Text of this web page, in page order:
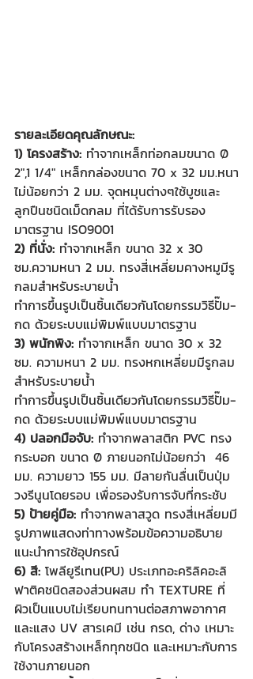
รายละเอียดคุณลักษณะ:
1) โครงสร้าง: ทำจากเหล็กท่อกลมขนาด Ø
2",1 1/4" เหล็กกล่องขนาด 70 x 32 มม.หนา
ไม่น้อยกว่า 2 มม. จุดหมุนต่างๆใช้บูชและ
ลูกปืนชนิดเม็ดกลม ที่ได้รับการรับรอง
มาตรฐาน ISO9001
2) ที่นั่ง: ทำจากเหล็ก ขนาด 32 x 30
ซม.ความหนา 2 มม. ทรงสี่เหลี่ยมคางหมูมีรู
กลมสำหรับระบายน้ำ
ทำการขึ้นรูปเป็นชิ้นเดียวกันโดยกรรมวิธีปั๊ม-
กด ด้วยระบบแม่พิมพ์แบบมาตรฐาน
3) พนักพิง: ทำจากเหล็ก ขนาด 30 x 32
ซม. ความหนา 2 มม. ทรงหกเหลี่ยมมีรูกลม
สำหรับระบายน้ำ
ทำการขึ้นรูปเป็นชิ้นเดียวกันโดยกรรมวิธีปั๊ม-
กด ด้วยระบบแม่พิมพ์แบบมาตรฐาน
4) ปลอกมือจับ: ทำจากพลาสติก PVC ทรง
กระบอก ขนาด Ø ภายนอกไม่น้อยกว่า  46
มม. ความยาว 155 มม. มีลายกันลื่นเป็นปุ่ม
วงรีนูนโดยรอบ เพื่อรองรับการจับที่กระชับ
5) ป้ายคู่มือ: ทำจากพลาสวูด ทรงสี่เหลี่ยมมี
รูปภาพแสดงท่าทางพร้อมข้อความอธิบาย
แนะนำการใช้อุปกรณ์
6) สี: โพลียูรีเทน(PU) ประเภทอะคริลิคอะลิ
ฟาติคชนิดสองส่วนผสม ทำ TEXTURE ที่
ผิวเป็นแบบไม่เรียบทนทานต่อสภาพอากาศ
และแสง UV สารเคมี เช่น กรด, ด่าง เหมาะ
กับโครงสร้างเหล็กทุกชนิด และเหมาะกับการ
ใช้งานภายนอก